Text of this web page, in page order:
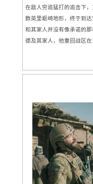
在敌人穷追猛打的追击下
数英里岖崎地形，终于到
和其家人并没有像承诺的
德及其家人，他重回战区